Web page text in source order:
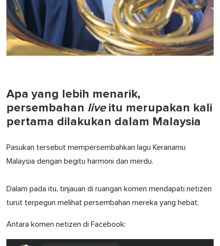
Apa yang lebih menarik,
persembahan liveitu merupakan kali
pertama dilakukan dalam Malaysia
Pasukan tersebut mempersembahkan lagu Keranamu
Malaysia dengan begitu harmoni dan merdu.
Dalam pada itu, tinjauan di ruangan komen mendapati netizen
turut terpegun melihat persembahan mereka yang hebat.
Antara komen netizen di Facebook: